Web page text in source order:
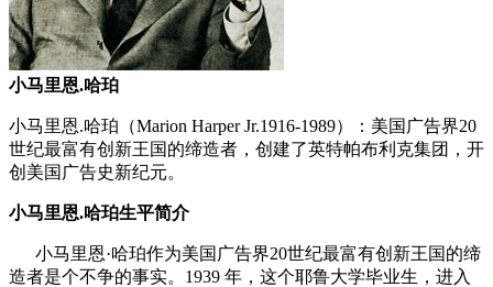
小马里恩.哈珀
小马里恩.哈珀（Marion Harper Jr.1916-1989）：美国广告界20
世纪最富有创新王国的缔造者，创建了英特帕布利克集团，开
创美国广告史新纪元。
小马里恩.哈珀生平简介
小马里恩·哈珀作为美国广告界20世纪最富有创新王国的缔
造者是个不争的事实。1939 年，这个耶鲁大学毕业生，进入